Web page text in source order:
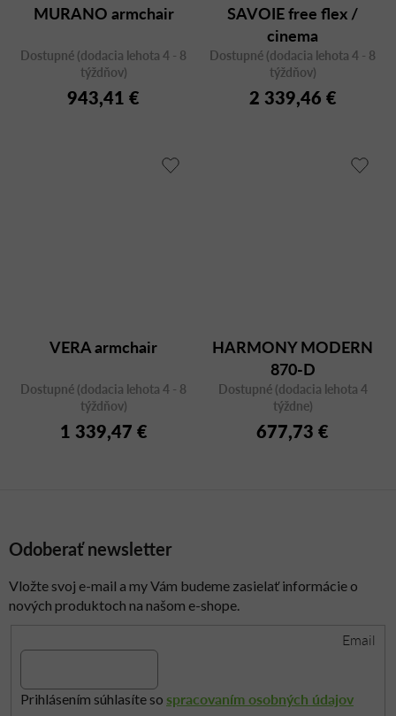
MURANO armchair
Dostupné (dodacia lehota 4 - 8
týždňov)
943,41 €
SAVOIE free flex /
cinema
Dostupné (dodacia lehota 4 - 8
týždňov)
2 339,46 €
VERA armchair
Dostupné (dodacia lehota 4 - 8
týždňov)
1 339,47 €
HARMONY MODERN
870-D
Dostupné (dodacia lehota 4
týždne)
677,73 €
Odoberať newsletter
Vložte svoj e-mail a my Vám budeme zasielať informácie o
nových produktoch na našom e-shope.
Email
Prihlásením súhlasíte so spracovaním osobných údajov